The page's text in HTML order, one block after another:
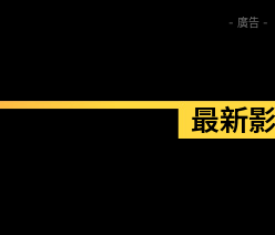
- 廣告 -
最新